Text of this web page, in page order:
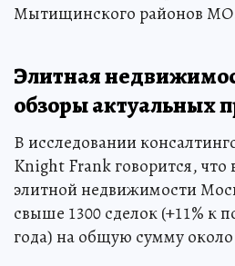
Мытищинского районов
Элитная
обзоры актуальных
В исследовании
Knight Frank говорится, что
элитной недвижимости
свыше 1300 сделок (+11% к
года) на общую сумму